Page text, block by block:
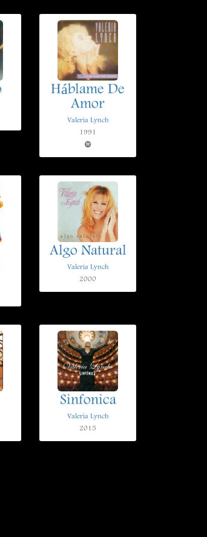
Háblame De
Amor
Valeria Lynch
1991
Algo Natural
Valeria Lynch
2000
Sinfonica
Valeria Lynch
2015